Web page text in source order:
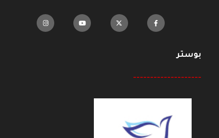
بوستر
--------------------